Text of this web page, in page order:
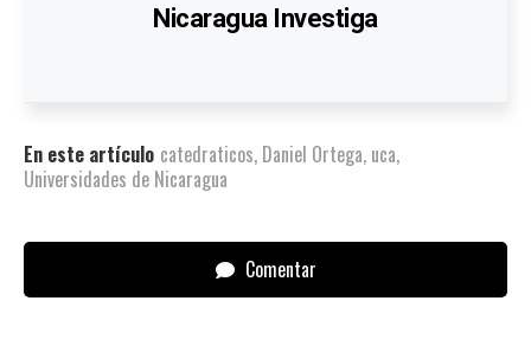
Nicaragua Investiga
En este artículo catedraticos, Daniel Ortega, uca,
Universidades de Nicaragua
Comentar